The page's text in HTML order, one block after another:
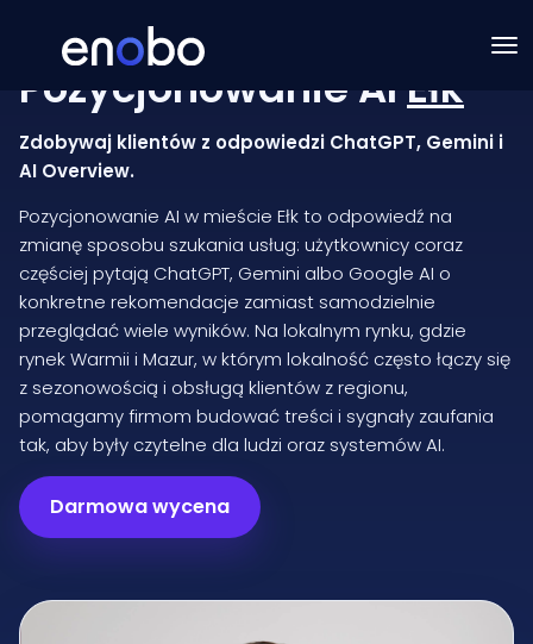
Pozycjonowanie AI Ełk
Zdobywaj klientów z odpowiedzi ChatGPT, Gemini i
AI Overview.
Pozycjonowanie AI w mieście Ełk to odpowiedź na
zmianę sposobu szukania usług: użytkownicy coraz
częściej pytają ChatGPT, Gemini albo Google AI o
konkretne rekomendacje zamiast samodzielnie
przeglądać wiele wyników. Na lokalnym rynku, gdzie
rynek Warmii i Mazur, w którym lokalność często łączy się
z sezonowością i obsługą klientów z regionu,
pomagamy firmom budować treści i sygnały zaufania
tak, aby były czytelne dla ludzi oraz systemów AI.
Darmowa wycena